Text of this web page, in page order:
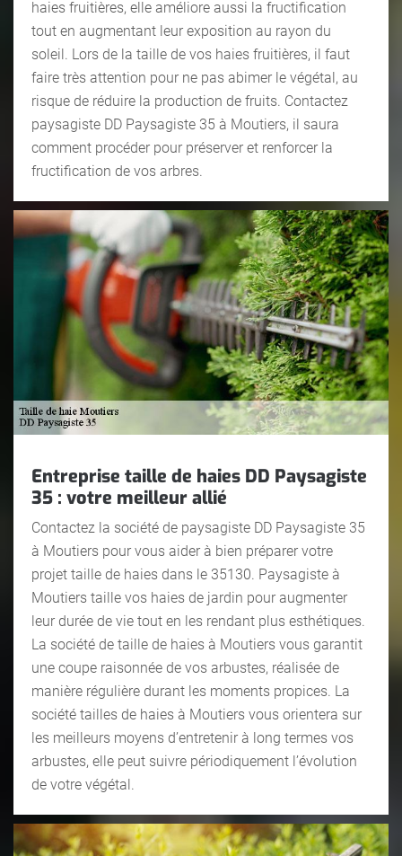
haies fruitières, elle améliore aussi la fructification
tout en augmentant leur exposition au rayon du
soleil. Lors de la taille de vos haies fruitières, il faut
faire très attention pour ne pas abimer le végétal, au
risque de réduire la production de fruits. Contactez
paysagiste DD Paysagiste 35 à Moutiers, il saura
comment procéder pour préserver et renforcer la
fructification de vos arbres.
Entreprise taille de haies DD Paysagiste
35 : votre meilleur allié
Contactez la société de paysagiste DD Paysagiste 35
à Moutiers pour vous aider à bien préparer votre
projet taille de haies dans le 35130. Paysagiste à
Moutiers taille vos haies de jardin pour augmenter
leur durée de vie tout en les rendant plus esthétiques.
La société de taille de haies à Moutiers vous garantit
une coupe raisonnée de vos arbustes, réalisée de
manière régulière durant les moments propices. La
société tailles de haies à Moutiers vous orientera sur
les meilleurs moyens d’entretenir à long termes vos
arbustes, elle peut suivre périodiquement l’évolution
de votre végétal.